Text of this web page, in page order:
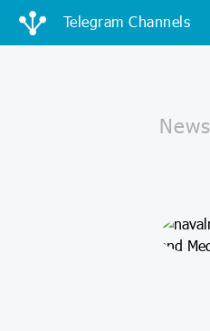
Telegram Channels